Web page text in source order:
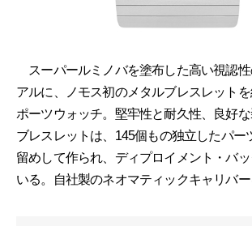
スーパールミノバを塗布した高い視認性
アルに、ノモス初のメタルブレスレット
ポーツウォッチ。堅牢性と耐久性、良好
ブレスレットは、145個もの独立したパー
留めして作られ、ディプロイメント・バ
いる。自社製のネオマティックキャリバー